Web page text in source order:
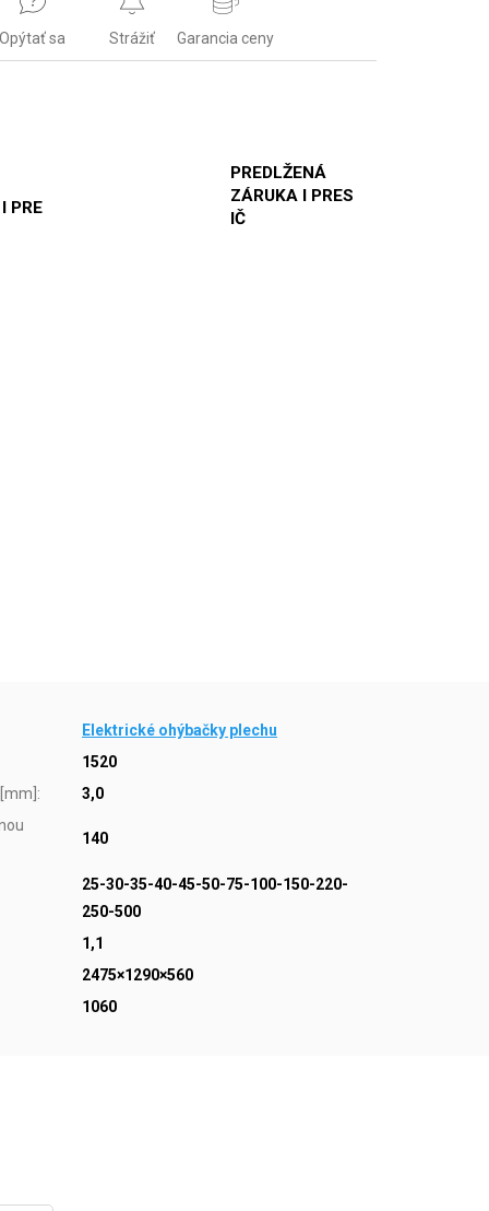
Opýtať sa Strážiť Garancia ceny
PRE
PREDLŽENÁ
ZÁRUKA I PRES
IČ
Elektrické ohýbačky plechu
1520
:
3,0
140
25-30-35-40-45-50-75-100-150-220-
250-500
1,1
2475×1290×560
1060